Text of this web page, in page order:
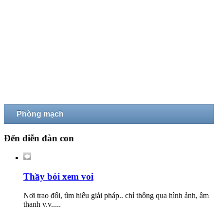
Phòng mạch
Đến diễn đàn con
Thầy bói xem voi
Nơi trao đổi, tìm hiểu giải pháp.. chỉ thông qua hình ảnh, âm
thanh v.v.....